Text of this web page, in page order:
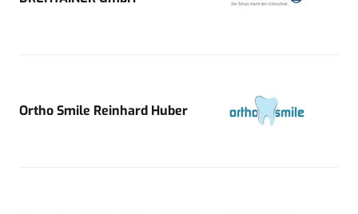
Ortho Smile Reinhard Huber